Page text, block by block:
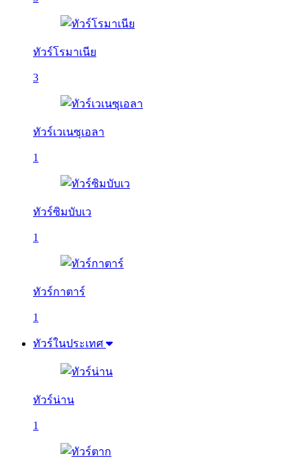
ทัวร์โรมาเนีย
3
ทัวร์เวเนซุเอลา
1
ทัวร์ซิมบับเว
1
ทัวร์กาตาร์
1
ทัวร์ในประเทศ
ทัวร์น่าน
1